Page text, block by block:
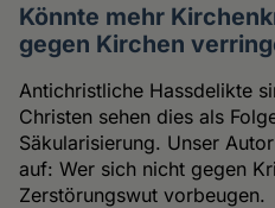
Könnte mehr
gegen Kirchen
Antichristliche Hassdelikte
Christen sehen dies als
Säkularisierung. Unser
auf: Wer sich nicht gegen
Zerstörungswut vorbeugen.